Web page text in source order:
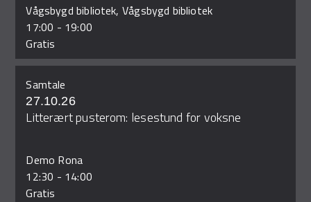
Vågsbygd bibliotek, Vågsbygd bibliotek
17:00 - 19:00
Gratis
Samtale
27.10.26
Litterært pusterom: lesestund for voksne
Demo Rona
12:30 - 14:00
Gratis